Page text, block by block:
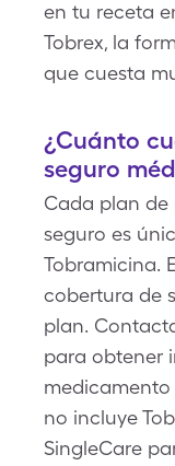
en tu receta
Tobrex, la
que cuesta
¿Cuánto
seguro
Cada plan
seguro es
Tobramicina.
cobertura de
plan.
para obtener
medicamento
no incluye
SingleCare